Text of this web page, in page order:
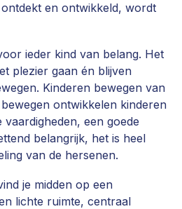
en ontwikkeld, wordt
ieder kind van belang. Het
plezier gaan én blijven
Kinderen bewegen van
ontwikkelen kinderen
een goede
belangrijk, het is heel
van de hersenen.
je midden op een
lichte ruimte, centraal